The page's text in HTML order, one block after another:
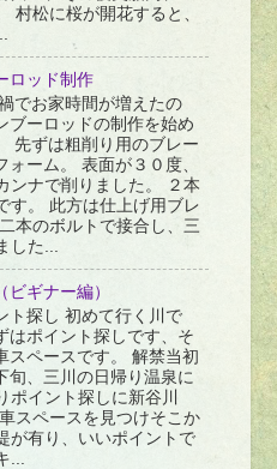
村松に桜が開花すると、
ロッド制作
でお家時間が増えたの
ブーロッドの制作を始め
先ずは粗削り用のブレー
ォーム。 表面が３０度、
ンナで削りました。 ２本
す。 此方は仕上げ用ブレ
本のボルトで接合し、三
した...
ビギナー編）
ト探し 初めて行く川で
はポイント探しです、そ
スペースです。 解禁当初
旬、三川の日帰り温泉に
ポイント探しに新谷川
スペースを見つけそこか
が有り、いいポイントで
...